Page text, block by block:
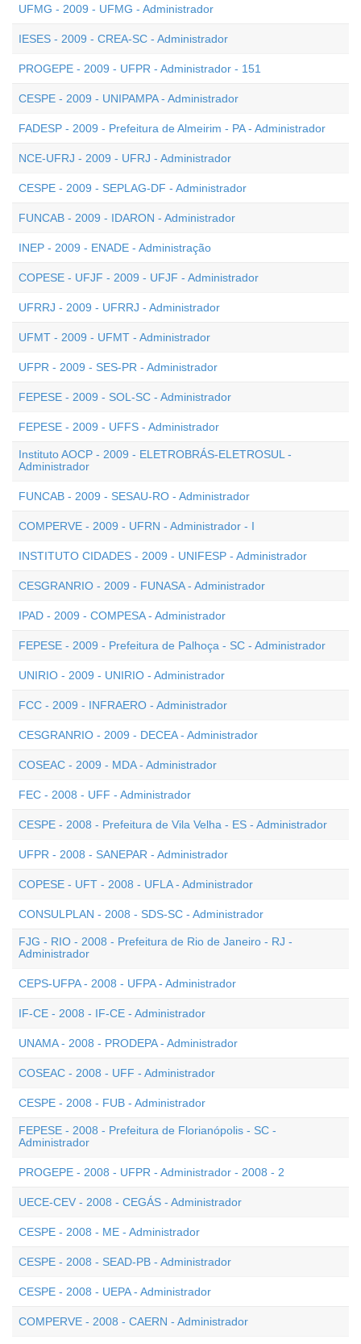
UFMG - 2009 - UFMG - Administrador
IESES - 2009 - CREA-SC - Administrador
PROGEPE - 2009 - UFPR - Administrador - 151
CESPE - 2009 - UNIPAMPA - Administrador
FADESP - 2009 - Prefeitura de Almeirim - PA - Administrador
NCE-UFRJ - 2009 - UFRJ - Administrador
CESPE - 2009 - SEPLAG-DF - Administrador
FUNCAB - 2009 - IDARON - Administrador
INEP - 2009 - ENADE - Administração
COPESE - UFJF - 2009 - UFJF - Administrador
UFRRJ - 2009 - UFRRJ - Administrador
UFMT - 2009 - UFMT - Administrador
UFPR - 2009 - SES-PR - Administrador
FEPESE - 2009 - SOL-SC - Administrador
FEPESE - 2009 - UFFS - Administrador
Instituto AOCP - 2009 - ELETROBRÁS-ELETROSUL -
Administrador
FUNCAB - 2009 - SESAU-RO - Administrador
COMPERVE - 2009 - UFRN - Administrador - I
INSTITUTO CIDADES - 2009 - UNIFESP - Administrador
CESGRANRIO - 2009 - FUNASA - Administrador
IPAD - 2009 - COMPESA - Administrador
FEPESE - 2009 - Prefeitura de Palhoça - SC - Administrador
UNIRIO - 2009 - UNIRIO - Administrador
FCC - 2009 - INFRAERO - Administrador
CESGRANRIO - 2009 - DECEA - Administrador
COSEAC - 2009 - MDA - Administrador
FEC - 2008 - UFF - Administrador
CESPE - 2008 - Prefeitura de Vila Velha - ES - Administrador
UFPR - 2008 - SANEPAR - Administrador
COPESE - UFT - 2008 - UFLA - Administrador
CONSULPLAN - 2008 - SDS-SC - Administrador
FJG - RIO - 2008 - Prefeitura de Rio de Janeiro - RJ -
Administrador
CEPS-UFPA - 2008 - UFPA - Administrador
IF-CE - 2008 - IF-CE - Administrador
UNAMA - 2008 - PRODEPA - Administrador
COSEAC - 2008 - UFF - Administrador
CESPE - 2008 - FUB - Administrador
FEPESE - 2008 - Prefeitura de Florianópolis - SC -
Administrador
PROGEPE - 2008 - UFPR - Administrador - 2008 - 2
UECE-CEV - 2008 - CEGÁS - Administrador
CESPE - 2008 - ME - Administrador
CESPE - 2008 - SEAD-PB - Administrador
CESPE - 2008 - UEPA - Administrador
COMPERVE - 2008 - CAERN - Administrador